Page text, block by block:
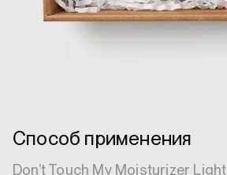
Способ применения
Don’t Touch My Moisturizer Light